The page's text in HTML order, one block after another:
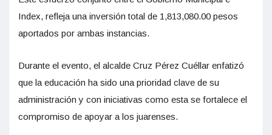
Index, refleja una inversión total de 1,813,080.00 pesos
aportados por ambas instancias.
Durante el evento, el alcalde Cruz Pérez Cuéllar enfatizó
que la educación ha sido una prioridad clave de su
administración y con iniciativas como esta se fortalece el
compromiso de apoyar a los juarenses.